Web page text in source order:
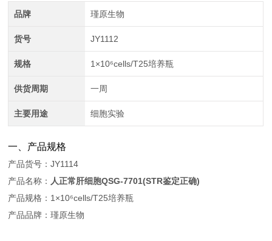
品牌 瑾原生物
货号 JY1112
规格 1×10⁶cells/T25培养瓶
供货周期 一周
主要用途 细胞实验
一、产品规格
产品货号：JY1114
产品名称： 人正常肝细胞QSG-7701(STR鉴定正确)
产品规格：1×10⁶cells/T25培养瓶
产品品牌：瑾原生物